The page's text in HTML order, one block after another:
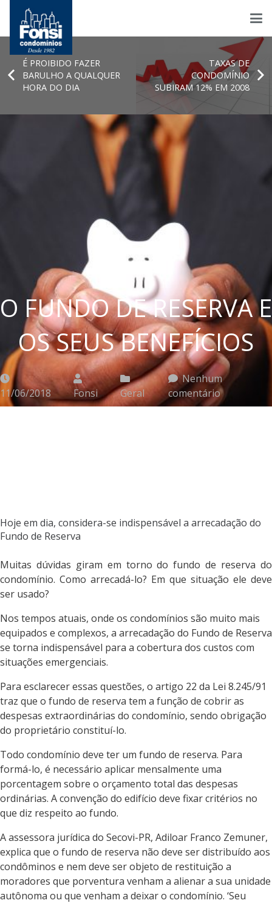
É PROIBIDO FAZER
BARULHO A QUALQUER
HORA DO DIA
TAXAS DE
CONDOMÍNIO
SUBIRAM 12% EM 2008
O FUNDO DE RESERVA E
OS SEUS BENEFÍCIOS
11/06/2018 Fonsi Geral
Nenhum
comentário
Hoje em dia, considera-se indispensável a arrecadação do
Fundo de Reserva
Muitas dúvidas giram em torno do fundo de reserva do
condomínio. Como arrecadá-lo? Em que situação ele deve
ser usado?
Nos tempos atuais, onde os condomínios são muito mais
equipados e complexos, a arrecadação do Fundo de Reserva
se torna indispensável para a cobertura dos custos com
situações emergenciais.
Para esclarecer essas questões, o artigo 22 da Lei 8.245/91
traz que o fundo de reserva tem a função de cobrir as
despesas extraordinárias do condomínio, sendo obrigação
do proprietário constituí-lo.
Todo condomínio deve ter um fundo de reserva. Para
formá-lo, é necessário aplicar mensalmente uma
porcentagem sobre o orçamento total das despesas
ordinárias. A convenção do edifício deve fixar critérios no
que diz respeito ao fundo.
A assessora jurídica do Secovi-PR, Adiloar Franco Zemuner,
explica que o fundo de reserva não deve ser distribuído aos
condôminos e nem deve ser objeto de restituição a
moradores que porventura venham a alienar a sua unidade
autônoma ou que venham a deixar o condomínio. ‘Seu